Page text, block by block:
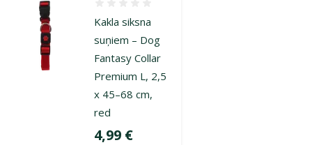
Kakla siksna
suņiem – Dog
Fantasy Collar
Premium L, 2,5
x 45–68 cm,
red
Cena
4,99 €